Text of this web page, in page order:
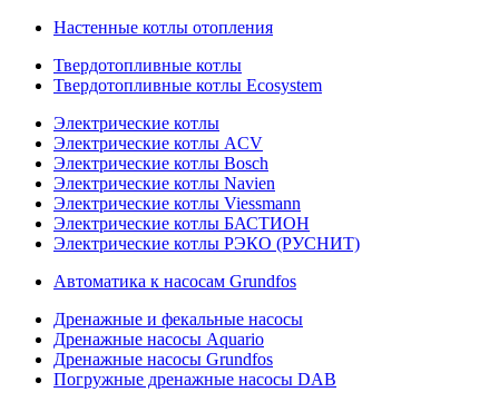
Настенные котлы отопления
Твердотопливные котлы
Твердотопливные котлы Ecosystem
Электрические котлы
Электрические котлы ACV
Электрические котлы Bosch
Электрические котлы Navien
Электрические котлы Viessmann
Электрические котлы БАСТИОН
Электрические котлы РЭКО (РУСНИТ)
Автоматика к насосам Grundfos
Дренажные и фекальные насосы
Дренажные насосы Aquario
Дренажные насосы Grundfos
Погружные дренажные насосы DAB